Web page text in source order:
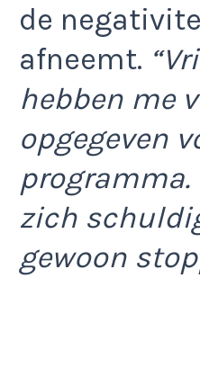
de
afneemt.
hebben me
opgegeven
programma.
zich
gewoon